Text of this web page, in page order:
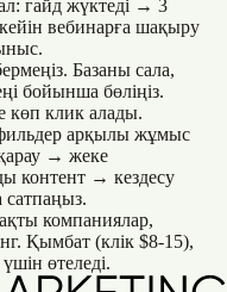
гайд жүктеді → 3
вебинарға шақыру
Базаны сала,
бойынша бөліңіз.
көп клик алады.
арқылы жұмыс
→ жеке
контент → кездесу
сатпаңыз.
компаниялар,
Қымбат (клік $8-15),
өтеледі.